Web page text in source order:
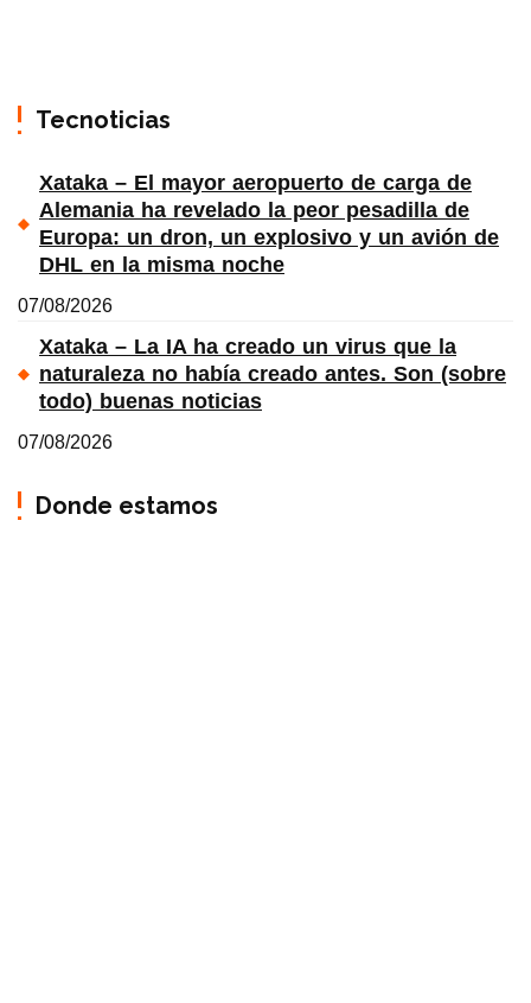
Tecnoticias
Xataka – El mayor aeropuerto de carga de
Alemania ha revelado la peor pesadilla de
Europa: un dron, un explosivo y un avión de
DHL en la misma noche
07/08/2026
Xataka – La IA ha creado un virus que la
naturaleza no había creado antes. Son (sobre
todo) buenas noticias
07/08/2026
Donde estamos